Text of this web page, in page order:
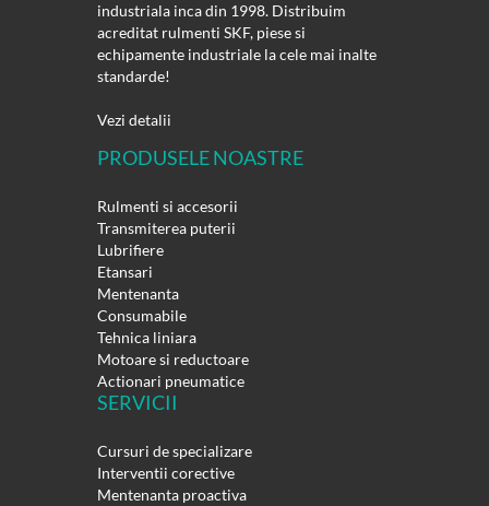
industriala inca din 1998. Distribuim
acreditat rulmenti SKF, piese si
echipamente industriale la cele mai inalte
standarde!
Vezi detalii
PRODUSELE NOASTRE
Rulmenti si accesorii
Transmiterea puterii
Lubrifiere
Etansari
Mentenanta
Consumabile
Tehnica liniara
Motoare si reductoare
Actionari pneumatice
SERVICII
Cursuri de specializare
Interventii corective
Mentenanta proactiva